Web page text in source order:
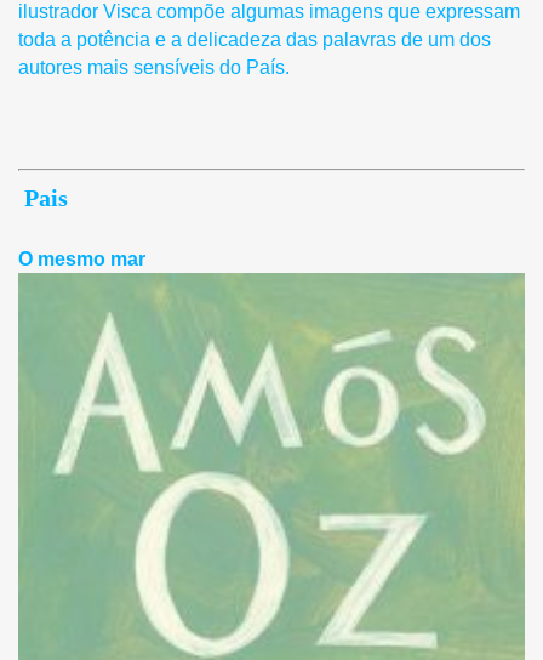
ilustrador Visca compõe algumas imagens que expressam
toda a potência e a delicadeza das palavras de um dos
autores mais sensíveis do País.
Pais
O mesmo mar